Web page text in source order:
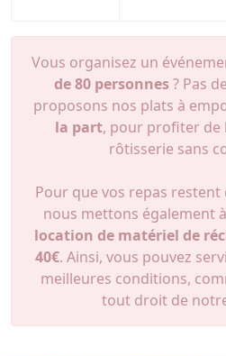
Vous organisez un
de 80 personnes? Pas
proposons nos plats à
la part, pour profiter de
rôtisserie sans
Pour que vos repas restent
nous mettons également
location de matériel de
40€. Ainsi, vous pouvez
meilleures conditions,
tout droit de